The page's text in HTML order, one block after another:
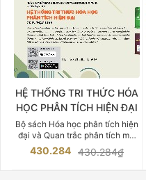
HỆ THỐNG TRI THỨC HÓA
HỌC PHÂN TÍCH HIỆN ĐẠI
Bộ sách Hóa học phân tích hiện
đại và Quan trắc phân tích môi
trường của Cố Giáo sư, Tiến sĩ
Phạm Luận là một trong những
430.284 430.284₫